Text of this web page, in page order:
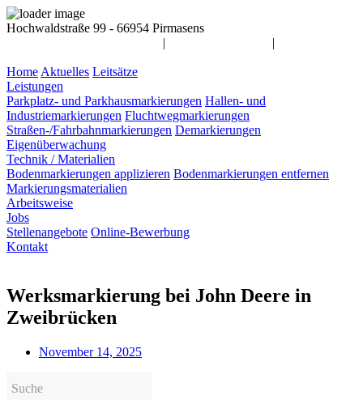
Hochwaldstraße 99 - 66954 Pirmasens
| |
Home Aktuelles Leitsätze
Leistungen
Parkplatz- und Parkhausmarkierungen Hallen- und
Industriemarkierungen Fluchtwegmarkierungen
Straßen-/Fahrbahnmarkierungen Demarkierungen
Eigenüberwachung
Technik / Materialien
Bodenmarkierungen applizieren Bodenmarkierungen entfernen
Markierungsmaterialien
Arbeitsweise
Jobs
Stellenangebote Online-Bewerbung
Kontakt
Werksmarkierung bei John Deere in
Zweibrücken
November 14, 2025